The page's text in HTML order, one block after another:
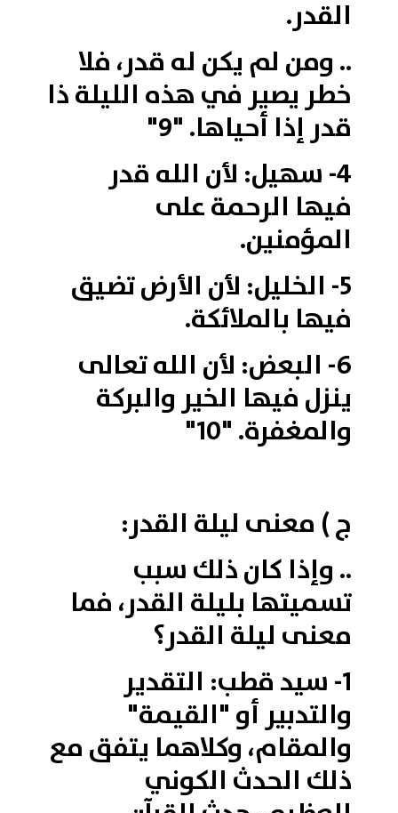
القدر.
.. ومن لم يكن له قدر، فلا
خطر يصير في هذه الليلة ذا
قدر إذا أحياها. "9"
4- سهيل: لأن الله قدر
فيها الرحمة على
المؤمنين.
5- الخليل: لأن الأرض تضيق
فيها بالملائكة.
6- البعض: لأن الله تعالى
ينزل فيها الخير والبركة
والمغفرة. "10"
ج ) معنى ليلة القدر:
.. وإذا كان ذلك سبب
تسميتها بليلة القدر، فما
معنى ليلة القدر؟
1- سيد قطب: التقدير
والتدبير أو "القيمة"
والمقام، وكلاهما يتفق مع
ذلك الحدث الكوني